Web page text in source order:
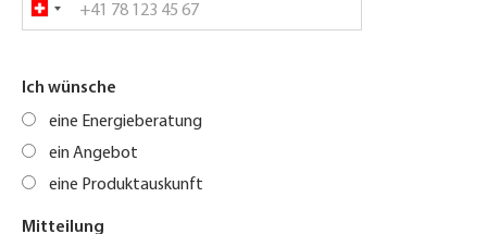
Ich wünsche
eine Energieberatung
ein Angebot
eine Produktauskunft
Mitteilung